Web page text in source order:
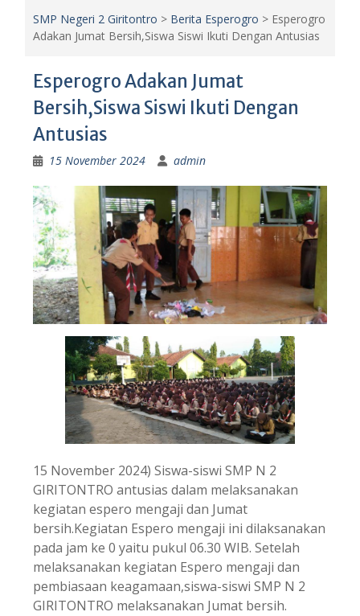
SMP Negeri 2 Giritontro > Berita Esperogro > Esperogro
Adakan Jumat Bersih,Siswa Siswi Ikuti Dengan Antusias
Esperogro Adakan Jumat
Bersih,Siswa Siswi Ikuti Dengan
Antusias
15 November 2024 admin
15 November 2024) Siswa-siswi SMP N 2
GIRITONTRO antusias dalam melaksanakan
kegiatan espero mengaji dan Jumat
bersih.Kegiatan Espero mengaji ini dilaksanakan
pada jam ke 0 yaitu pukul 06.30 WIB. Setelah
melaksanakan kegiatan Espero mengaji dan
pembiasaan keagamaan,siswa-siswi SMP N 2
GIRITONTRO melaksanakan Jumat bersih.